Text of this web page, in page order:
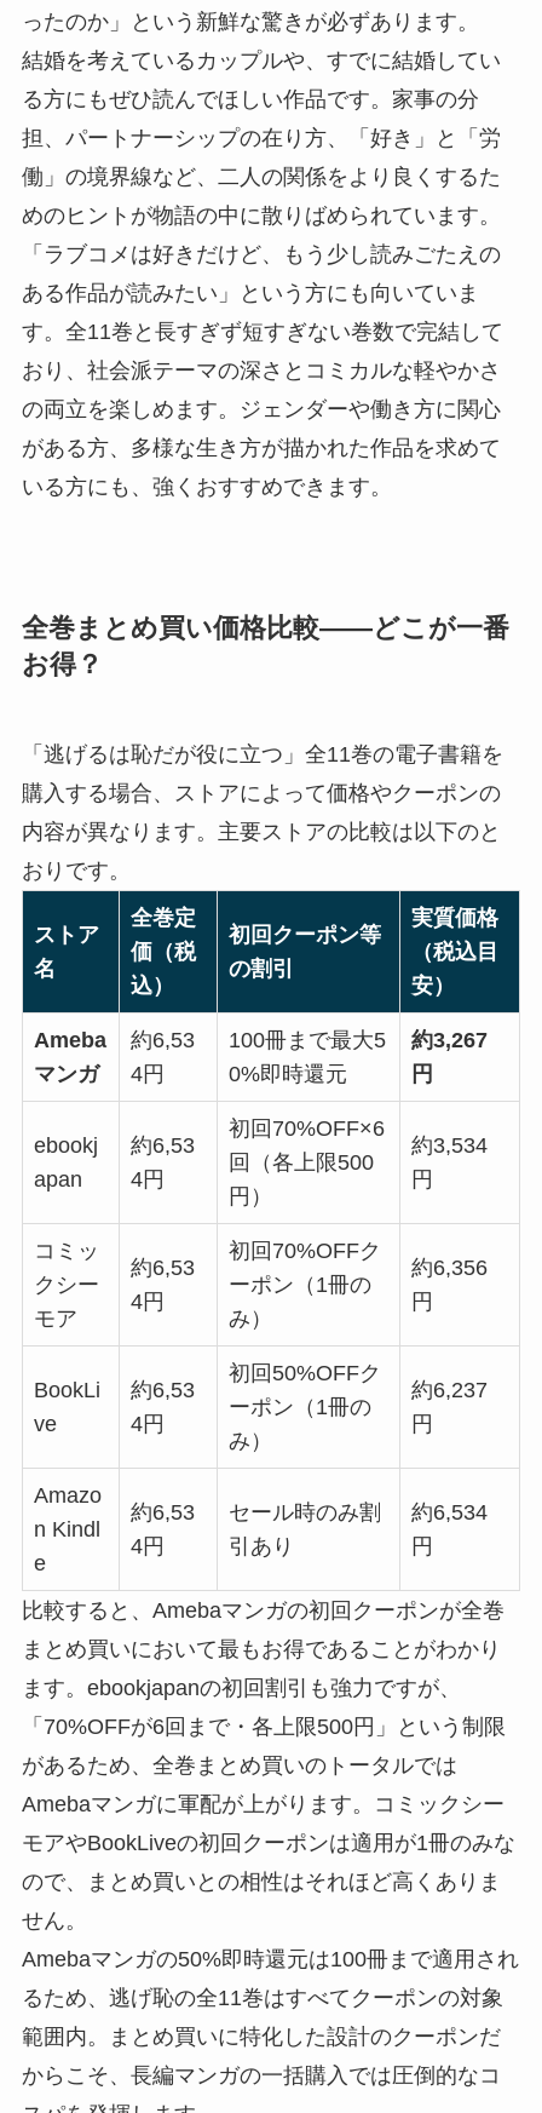
ったのか」という新鮮な驚きが必ずあります。
結婚を考えているカップルや、すでに結婚してい
る方にもぜひ読んでほしい作品です。家事の分
担、パートナーシップの在り方、「好き」と「労
働」の境界線など、二人の関係をより良くするた
めのヒントが物語の中に散りばめられています。
「ラブコメは好きだけど、もう少し読みごたえの
ある作品が読みたい」という方にも向いていま
す。全11巻と長すぎず短すぎない巻数で完結して
おり、社会派テーマの深さとコミカルな軽やかさ
の両立を楽しめます。ジェンダーや働き方に関心
がある方、多様な生き方が描かれた作品を求めて
いる方にも、強くおすすめできます。
全巻まとめ買い価格比較——どこが一番
お得？
「逃げるは恥だが役に立つ」全11巻の電子書籍を
購入する場合、ストアによって価格やクーポンの
内容が異なります。主要ストアの比較は以下のと
おりです。
ストア
名
全巻定
価（税
込）
初回クーポン等
の割引
実質価格
（税込目
安）
Ameba
マンガ
約6,53
4円
100冊まで最大5
0%即時還元
約3,267
円
ebookj
apan
約6,53
4円
初回70%OFF×6
回（各上限500
円）
約3,534
円
コミッ
クシー
モア
約6,53
4円
初回70%OFFク
ーポン（1冊の
み）
約6,356
円
BookLi
ve
約6,53
4円
初回50%OFFク
ーポン（1冊の
み）
約6,237
円
Amazo
n Kindl
e
約6,53
4円
セール時のみ割
引あり
約6,534
円
比較すると、Amebaマンガの初回クーポンが全巻
まとめ買いにおいて最もお得であることがわかり
ます。ebookjapanの初回割引も強力ですが、
「70%OFFが6回まで・各上限500円」という制限
があるため、全巻まとめ買いのトータルでは
Amebaマンガに軍配が上がります。コミックシー
モアやBookLiveの初回クーポンは適用が1冊のみな
ので、まとめ買いとの相性はそれほど高くありま
せん。
Amebaマンガの50%即時還元は100冊まで適用され
るため、逃げ恥の全11巻はすべてクーポンの対象
範囲内。まとめ買いに特化した設計のクーポンだ
からこそ、長編マンガの一括購入では圧倒的なコ